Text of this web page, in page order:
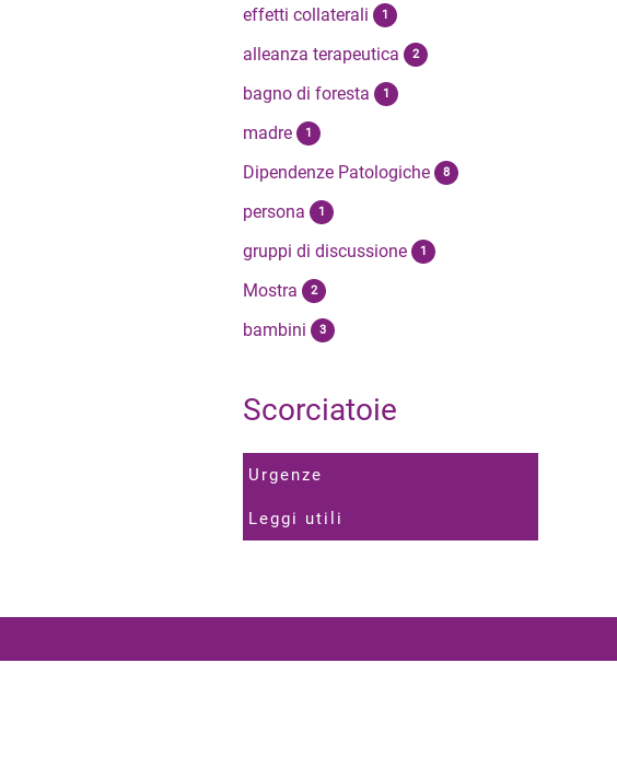
effetti collaterali 1
alleanza terapeutica 2
bagno di foresta 1
madre 1
Dipendenze Patologiche 8
persona 1
gruppi di discussione 1
Mostra 2
bambini 3
Scorciatoie
Urgenze
Leggi utili